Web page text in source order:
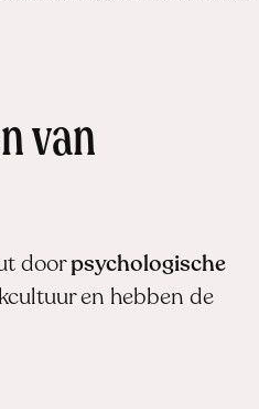
van
doorpsychologische
en hebben de